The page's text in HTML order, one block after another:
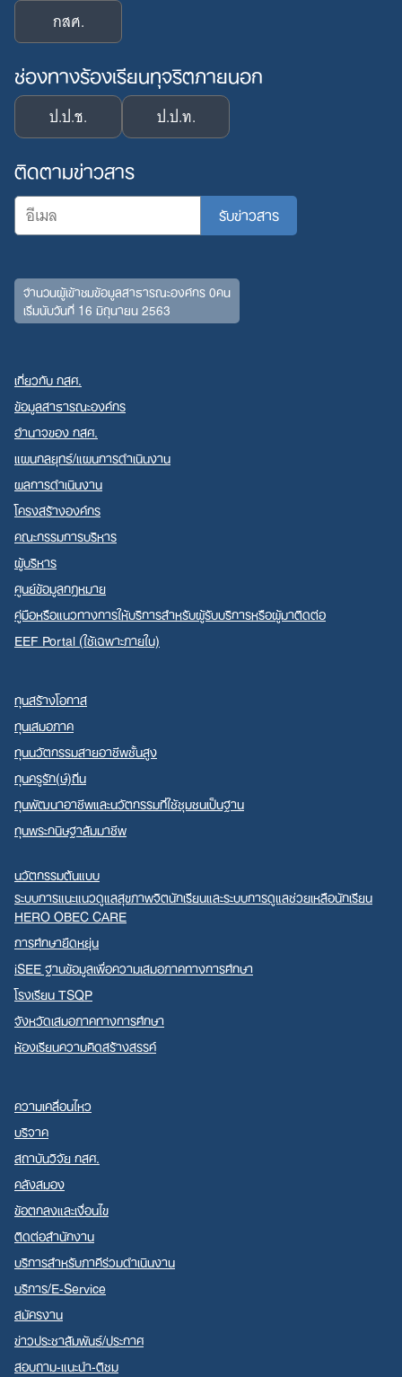
กสศ.
ช่องทางร้องเรียนทุจริตภายนอก
ป.ป.ช. ป.ป.ท.
ติดตามข่าวสาร
จำนวนผู้เข้าชมข้อมูลสาธารณะองค์กร 0คน
เริ่มนับวันที่ 16 มิถุนายน 2563
เกี่ยวกับ กสศ.
ข้อมูลสาธารณะองค์กร
อำนาจของ กสศ.
แผนกลยุทธ์/แผนการดำเนินงาน
ผลการดำเนินงาน
โครงสร้างองค์กร
คณะกรรมการบริหาร
ผู้บริหาร
ศูนย์ข้อมูลกฎหมาย
คู่มือหรือแนวทางการให้บริการสำหรับผู้รับบริการหรือผู้มาติดต่อ
EEF Portal (ใช้เฉพาะภายใน)
ทุนสร้างโอกาส
ทุนเสมอภาค
ทุนนวัตกรรมสายอาชีพชั้นสูง
ทุนครูรัก(ษ์)ถิ่น
ทุนพัฒนาอาชีพและนวัตกรรมที่ใช้ชุมชนเป็นฐาน
ทุนพระกนิษฐาสัมมาชีพ
นวัตกรรมต้นแบบ
ระบบการแนะแนวดูแลสุขภาพจิตนักเรียนและระบบการดูแลช่วยเหลือนักเรียน
HERO OBEC CARE
การศึกษายืดหยุ่น
iSEE ฐานข้อมูลเพื่อความเสมอภาคทางการศึกษา
โรงเรียน TSQP
จังหวัดเสมอภาคทางการศึกษา
ห้องเรียนความคิดสร้างสรรค์
ความเคลื่อนไหว
บริจาค
สถาบันวิจัย กสศ.
คลังสมอง
ข้อตกลงและเงื่อนไข
ติดต่อสำนักงาน
บริการสำหรับภาคีร่วมดำเนินงาน
บริการ/E-Service
สมัครงาน
ข่าวประชาสัมพันธ์/ประกาศ
สอบถาม-แนะนำ-ติชม